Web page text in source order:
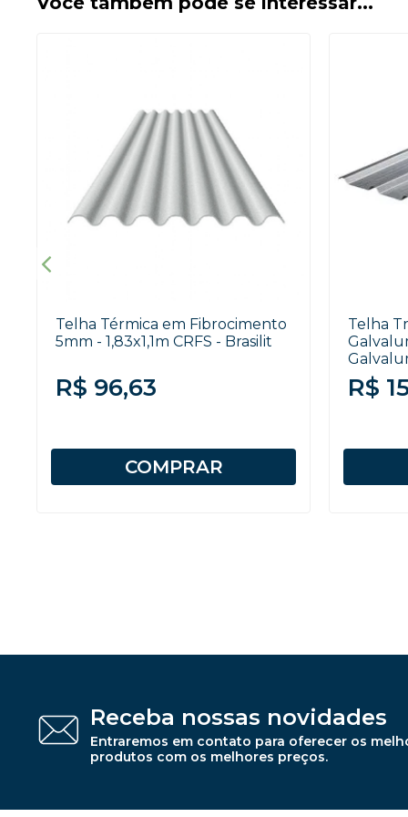
Telha Térmica em Fibrocimento
5mm - 1,83x1,1m CRFS - Brasilit
R$ 96,63
COMPRAR
Telha
R$
Receba nossas novidades
Entraremos em contato para oferecer os
produtos com os melhores preços.